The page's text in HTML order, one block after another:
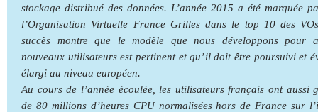
stockage distribué des données. L’année 2015 a été marquée
l’Organisation Virtuelle France Grilles dans le top 10 des
succès montre que le modèle que nous développons pour
nouveaux utilisateurs est pertinent et qu’il doit être poursuivi et
élargi au niveau européen.
Au cours de l’année écoulée, les utilisateurs français ont aussi
de 80 millions d’heures CPU normalisées hors de France sur